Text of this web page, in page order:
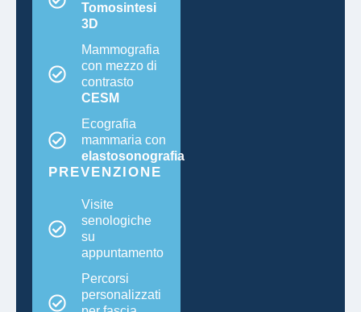
Tomosintesi
3D
Mammografia
con mezzo di
contrasto
CESM
Ecografia
mammaria con
elastosonografia
PREVENZIONE
Visite
senologiche
su
appuntamento
Percorsi
personalizzati